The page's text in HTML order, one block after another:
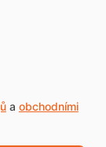
a obchodními